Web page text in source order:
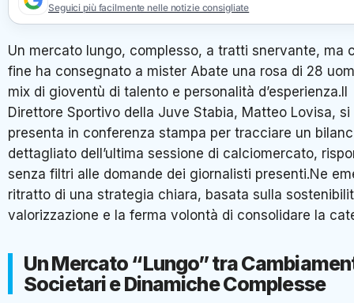
Seguici più facilmente nelle notizie consigliate
Un mercato lungo, complesso, a tratti snervante, ma
fine ha consegnato a mister Abate una rosa di 28
mix di gioventù di talento e personalità d’esperienza.Il
Direttore Sportivo della Juve Stabia, Matteo Lovisa, si
presenta in conferenza stampa per tracciare un
dettagliato dell’ultima sessione di calciomercato,
senza filtri alle domande dei giornalisti presenti.Ne
ritratto di una strategia chiara, basata sulla
valorizzazione e la ferma volontà di consolidare la
Un Mercato “Lungo” tra
Societari e Dinamiche Complesse